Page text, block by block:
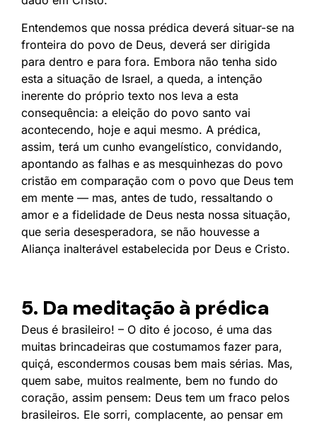
Entendemos que nossa prédica deverá situar-se na
fronteira do povo de Deus, deverá ser dirigida
para dentro e para fora. Embora não tenha sido
esta a situação de Israel, a queda, a intenção
inerente do próprio texto nos leva a esta
consequência: a eleição do povo santo vai
acontecendo, hoje e aqui mesmo. A prédica,
assim, terá um cunho evangelístico, convidando,
apontando as falhas e as mesquinhezas do povo
cristão em comparação com o povo que Deus tem
em mente — mas, antes de tudo, ressaltando o
amor e a fidelidade de Deus nesta nossa situação,
que seria desesperadora, se não houvesse a
Aliança inalterável estabelecida por Deus e Cristo.
5. Da meditação à prédica
Deus é brasileiro! – O dito é jocoso, é uma das
muitas brincadeiras que costumamos fazer para,
quiçá, escondermos cousas bem mais sérias. Mas,
quem sabe, muitos realmente, bem no fundo do
coração, assim pensem: Deus tem um fraco pelos
brasileiros. Ele sorri, complacente, ao pensar em